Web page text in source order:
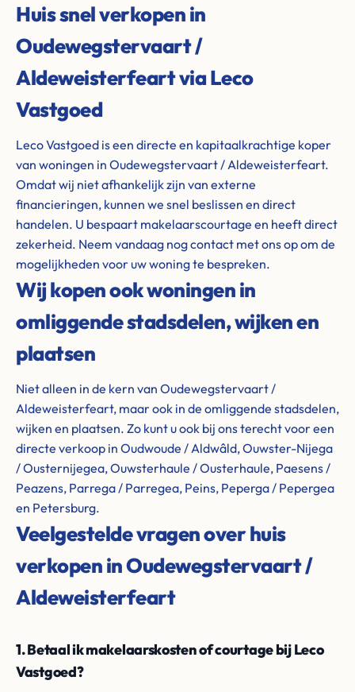
Huis snel verkopen in
Oudewegstervaart /
Aldeweisterfeart via Leco
Vastgoed
Leco Vastgoed is een directe en kapitaalkrachtige koper
van woningen in Oudewegstervaart / Aldeweisterfeart.
Omdat wij niet afhankelijk zijn van externe
financieringen, kunnen we snel beslissen en direct
handelen. U bespaart makelaarscourtage en heeft direct
zekerheid. Neem vandaag nog contact met ons op om de
mogelijkheden voor uw woning te bespreken.
Wij kopen ook woningen in
omliggende stadsdelen, wijken en
plaatsen
Niet alleen in de kern van Oudewegstervaart /
Aldeweisterfeart, maar ook in de omliggende stadsdelen,
wijken en plaatsen. Zo kunt u ook bij ons terecht voor een
directe verkoop in Oudwoude / Aldwâld, Ouwster-Nijega
/ Ousternijegea, Ouwsterhaule / Ousterhaule, Paesens /
Peazens, Parrega / Parregea, Peins, Peperga / Pepergea
en Petersburg.
Veelgestelde vragen over huis
verkopen in Oudewegstervaart /
Aldeweisterfeart
1. Betaal ik makelaarskosten of courtage bij Leco
Vastgoed?